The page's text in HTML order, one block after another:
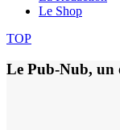
Le Shop
TOP
Le Pub-Nub, un